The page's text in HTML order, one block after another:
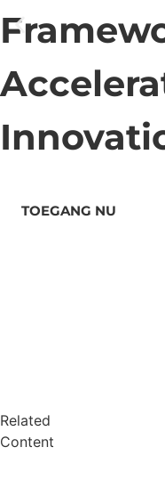
TOEGANG NU
Related
Content